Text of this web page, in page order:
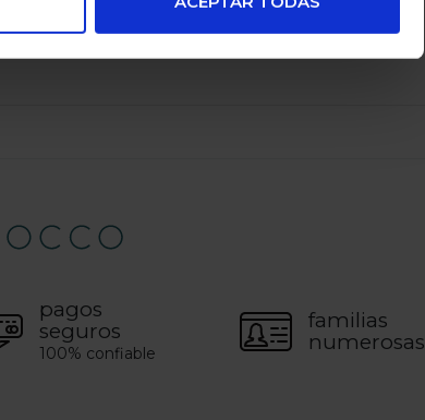
pagos
seguros
100% confiable
familias
numerosas